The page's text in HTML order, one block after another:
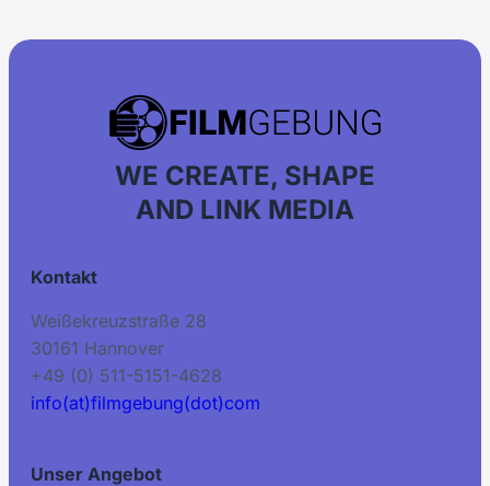
WE CREATE, SHAPE
AND LINK MEDIA
Kontakt
Weißekreuzstraße 28
30161 Hannover
+49 (0) 511-5151-4628
info(at)filmgebung(dot)com
Unser Angebot